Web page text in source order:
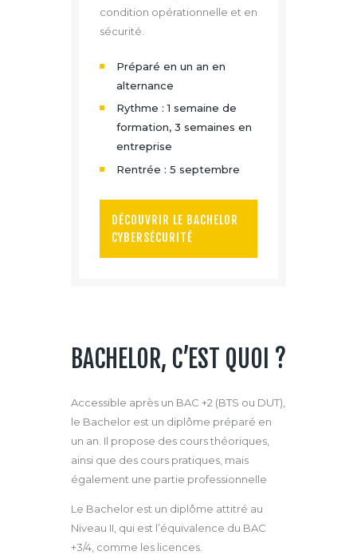
condition opérationnelle et en
sécurité.
Préparé en un an en
alternance
Rythme : 1 semaine de
formation, 3 semaines en
entreprise
Rentrée : 5 septembre
DÉCOUVRIR LE BACHELOR
CYBERSÉCURITÉ
BACHELOR, C’EST QUOI ?
Accessible après un BAC +2 (BTS ou DUT),
le Bachelor est un diplôme préparé en
un an. Il propose des cours théoriques,
ainsi que des cours pratiques, mais
également une partie professionnelle
Le Bachelor est un diplôme attitré au
Niveau II, qui est l’équivalence du BAC
+3/4, comme les licences.